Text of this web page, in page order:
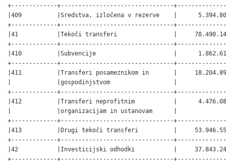
+-------------+--------------------------------
|409          |Sredstva, izločena v rezerve    |
+-------------+--------------------------------
|41           |Tekoči transferi                |
+-------------+--------------------------------
|410          |Subvencije                      |
+-------------+--------------------------------
|411          |Transferi posameznikom in       |
|             |gospodinjstvom                  |
+-------------+--------------------------------
|412          |Transferi neprofitnim           |
|             |organizacijam in ustanovam      |
+-------------+--------------------------------
|413          |Drugi tekoči transferi          |
+-------------+--------------------------------
|42           |Investicijski odhodki           |
+-------------+--------------------------------